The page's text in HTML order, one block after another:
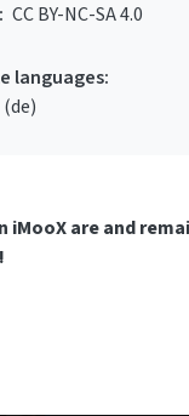
CC BY-NC-SA 4.0
languages:
iMooX are and